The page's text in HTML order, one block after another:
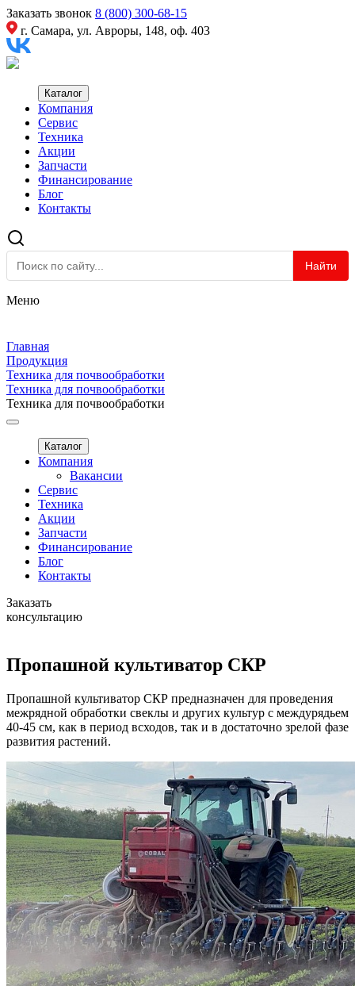
Заказать звонок 8 (800) 300-68-15
г. Самара, ул. Авроры, 148, оф. 403
Каталог
Компания
Сервис
Техника
Акции
Запчасти
Финансирование
Блог
Контакты
Найти
Меню
Главная
Продукция
Техника для почвообработки
Техника для почвообработки
Техника для почвообработки
Каталог
Компания
Вакансии
Сервис
Техника
Акции
Запчасти
Финансирование
Блог
Контакты
Заказать
консультацию
Пропашной культиватор СКР
Пропашной культиватор СКР предназначен для проведения
межрядной обработки свеклы и других культур с междурядьем
40-45 см, как в период всходов, так и в достаточно зрелой фазе
развития растений.